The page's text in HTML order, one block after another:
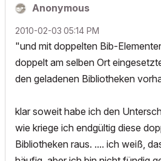
Anonymous
‎2010-02-03 05:14 PM
"und mit doppelten Bib-
doppelt am selben Ort
den geladenen Bibliotheken
klar soweit habe ich den
wie kriege ich endgültig diese
Bibliotheken raus. .... ich weiß,